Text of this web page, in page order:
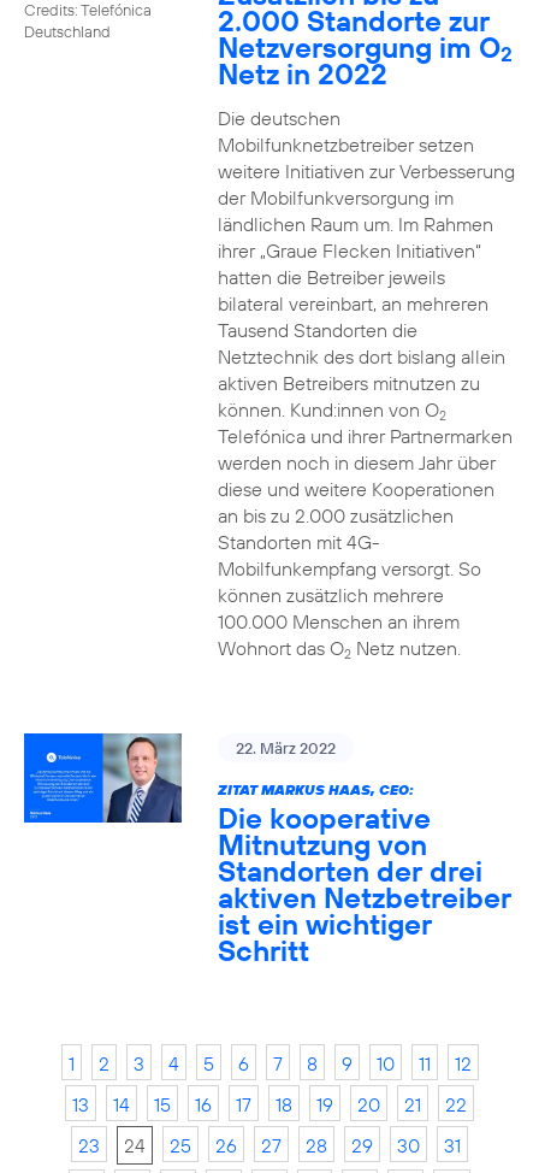
Credits: Telefónica
Deutschland
2.000 Standorte zur
Netzversorgung im O2
Netz in 2022
Die deutschen
Mobilfunknetzbetreiber setzen
weitere Initiativen zur Verbesserung
der Mobilfunkversorgung im
ländlichen Raum um. Im Rahmen
ihrer „Graue Flecken Initiativen“
hatten die Betreiber jeweils
bilateral vereinbart, an mehreren
Tausend Standorten die
Netztechnik des dort bislang allein
aktiven Betreibers mitnutzen zu
können. Kund:innen von O2
Telefónica und ihrer Partnermarken
werden noch in diesem Jahr über
diese und weitere Kooperationen
an bis zu 2.000 zusätzlichen
Standorten mit 4G-
Mobilfunkempfang versorgt. So
können zusätzlich mehrere
100.000 Menschen an ihrem
Wohnort das O2Netz nutzen.
22. März 2022
ZITAT MARKUS HAAS, CEO:
Die kooperative
Mitnutzung von
Standorten der drei
aktiven Netzbetreiber
ist ein wichtiger
Schritt
1 2 3 4 5 6 7 8 9 10 11
12
13
14 15 16 17 18 19 20 21
22
23
24 25 26 27 28 29 30
31